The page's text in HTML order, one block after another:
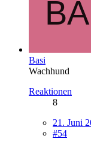
Basi
Wachhund
Reaktionen
8
21. Juni
#54